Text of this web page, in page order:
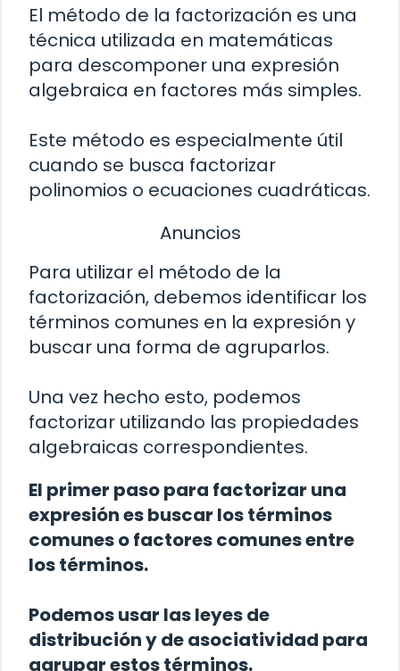
El método de la factorización es una
técnica utilizada en matemáticas
para descomponer una expresión
algebraica en factores más simples.
Este método es especialmente útil
cuando se busca factorizar
polinomios o ecuaciones cuadráticas.
Anuncios
Para utilizar el método de la
factorización, debemos identificar los
términos comunes en la expresión y
buscar una forma de agruparlos.
Una vez hecho esto, podemos
factorizar utilizando las propiedades
algebraicas correspondientes.
El primer paso para factorizar una
expresión es buscar los términos
comunes o factores comunes entre
los términos.
Podemos usar las leyes de
distribución y de asociatividad para
agrupar estos términos.